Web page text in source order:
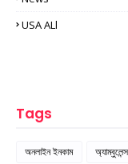
USA ALl
Tags
অনলাইন ইনকাম অ্যাম্বুলেন্স